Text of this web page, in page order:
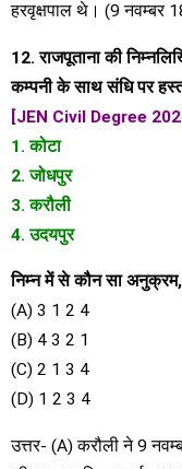
हरवृक्षपाल थे। (9 नवम्बर
12. राजपूताना की
कम्पनी के साथ संधि पर
[JEN Civil Degree
1. कोटा
2. जोधपुर
3. करौली
4. उदयपुर
निम्न में से कौन सा
(A) 3 1 2 4
(B) 4 3 2 1
(C) 2 1 3 4
(D) 1 2 3 4
उत्तर- (A) करौली ने 9